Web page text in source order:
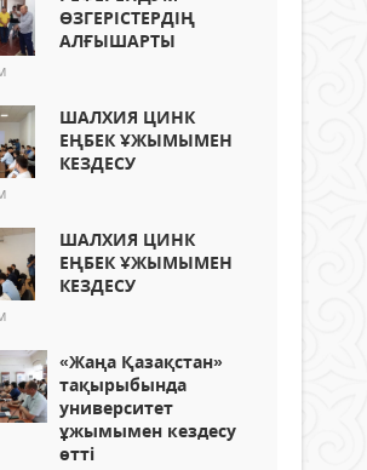
ӨЗГЕРІСТЕРДІҢ
АЛҒЫШАРТЫ
ШАЛХИЯ ЦИНК
ЕҢБЕК ҰЖЫМЫМЕН
КЕЗДЕСУ
ШАЛХИЯ ЦИНК
ЕҢБЕК ҰЖЫМЫМЕН
КЕЗДЕСУ
«Жаңа Қазақстан»
тақырыбында
университет
ұжымымен кездесу
өтті